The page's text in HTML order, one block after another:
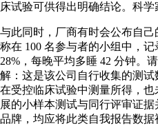
床试验可供得出明确结论。科学
与此同时，厂商有时会公布自
称在 100 名参与者的小组中，
28%，每晚平均多睡 42 分钟。
解：这是该公司自行收集的测
在受控临床试验中测量所得，
展的小样本测试与同行评审证
品牌，均应将此类自我报告数